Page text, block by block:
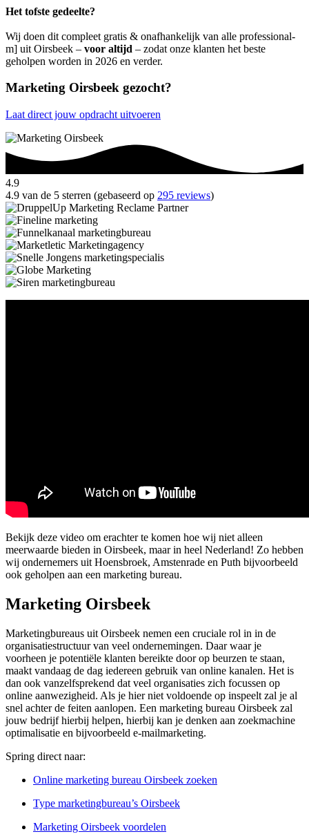
Het tofste gedeelte?
Wij doen dit compleet gratis & onafhankelijk van alle professional-
m] uit Oirsbeek – voor altijd – zodat onze klanten het beste
geholpen worden in 2026 en verder.
Marketing Oirsbeek gezocht?
Laat direct jouw opdracht uitvoeren
4.9
4.9 van de 5 sterren (gebaseerd op 295 reviews)
Bekijk deze video om erachter te komen hoe wij niet alleen
meerwaarde bieden in Oirsbeek, maar in heel Nederland! Zo hebben
wij ondernemers uit Hoensbroek, Amstenrade en Puth bijvoorbeeld
ook geholpen aan een marketing bureau.
Marketing Oirsbeek
Marketingbureaus uit Oirsbeek nemen een cruciale rol in in de
organisatiestructuur van veel ondernemingen. Daar waar je
voorheen je potentiële klanten bereikte door op beurzen te staan,
maakt vandaag de dag iedereen gebruik van online kanalen. Het is
dan ook vanzelfsprekend dat veel organisaties zich focussen op
online aanwezigheid. Als je hier niet voldoende op inspeelt zal je al
snel achter de feiten aanlopen. Een marketing bureau Oirsbeek zal
jouw bedrijf hierbij helpen, hierbij kan je denken aan zoekmachine
optimalisatie en bijvoorbeeld e-mailmarketing.
Spring direct naar:
Online marketing bureau Oirsbeek zoeken
Type marketingbureau’s Oirsbeek
Marketing Oirsbeek voordelen